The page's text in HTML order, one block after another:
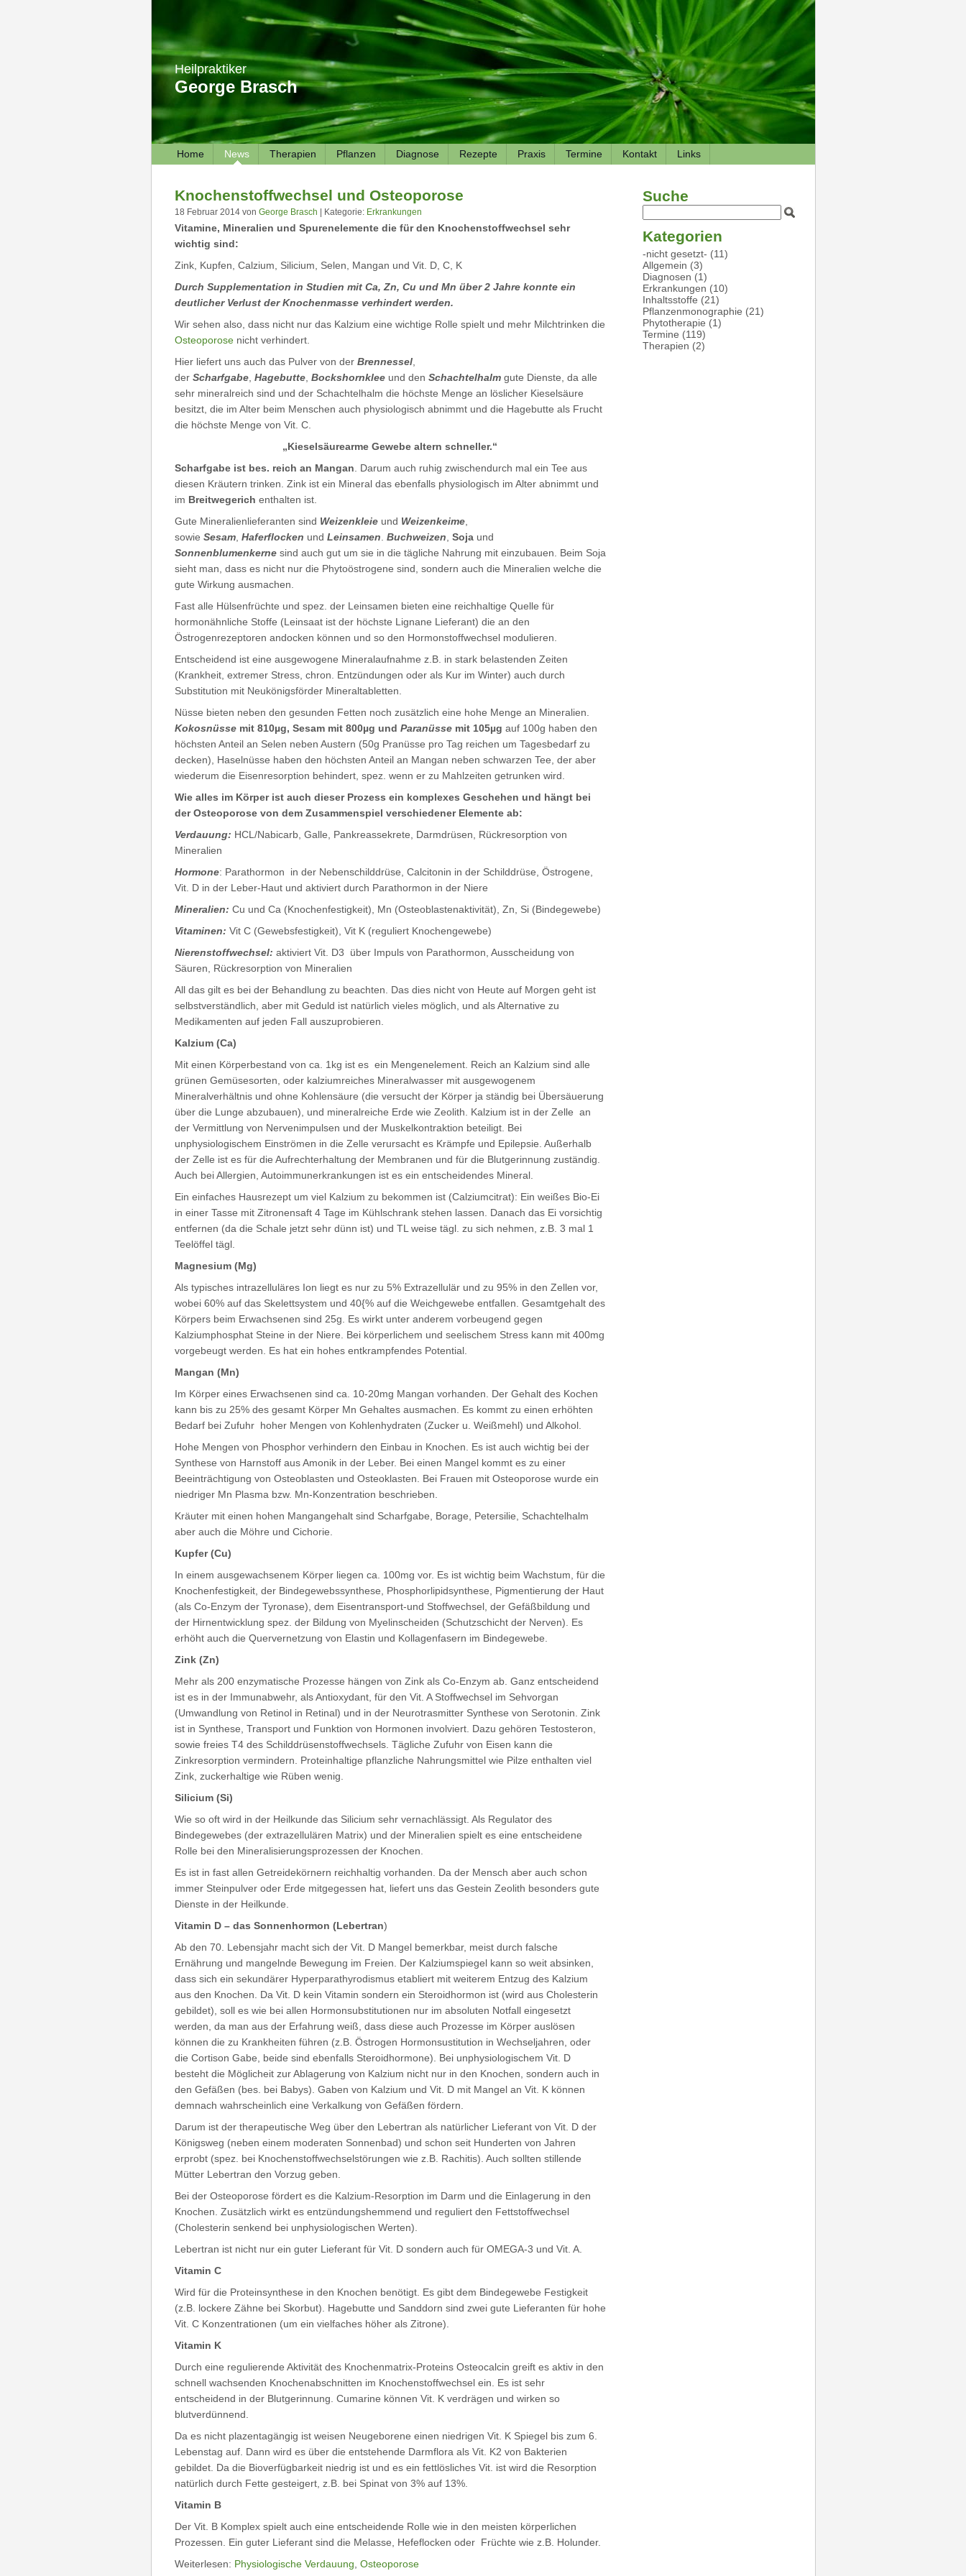
Heilpraktiker
George Brasch
Home News Therapien Pflanzen Diagnose Rezepte Praxis Termine Kontakt Links
Knochenstoffwechsel und Osteoporose
18 Februar 2014 von George Brasch | Kategorie: Erkrankungen
Vitamine, Mineralien und Spurenelemente die für den Knochenstoffwechsel sehr
wichtig sind:
Zink, Kupfen, Calzium, Silicium, Selen, Mangan und Vit. D, C, K
Durch Supplementation in Studien mit Ca, Zn, Cu und Mn über 2 Jahrekonnte ein
deutlicher Verlust der Knochenmasse verhindert werden.
Wir sehen also, dass nicht nur das Kalzium eine wichtige Rolle spielt und mehr Milchtrinken die
Osteoporosenicht verhindert.
Hier liefert uns auch das Pulver von der Brennessel,
der Scharfgabe, Hagebutte, Bockshornkleeund den Schachtelhalmgute Dienste, da alle
sehr mineralreich sind und der Schachtelhalm die höchste Menge an löslicher Kieselsäure
besitzt, die im Alter beim Menschen auch physiologisch abnimmt und die Hagebutte als Frucht
die höchste Menge von Vit. C.
„Kieselsäurearme Gewebe altern schneller.“
Scharfgabe ist bes. reich an Mangan . Darum auch ruhig zwischendurch mal ein Tee aus
diesen Kräutern trinken. Zink ist ein Mineral das ebenfalls physiologisch im Alter abnimmt und
im Breitwegerich enthalten ist.
Gute Mineralienlieferanten sind Weizenkleieund Weizenkeime,
sowie Sesam, Haferflocken und Leinsamen Buchweizen Sojaund
Sonnenblumenkernesind auch gut um sie in die tägliche Nahrung mit einzubauen. Beim Soja
sieht man, dass es nicht nur die Phytoöstrogene sind, sondern auch die Mineralien welche die
gute Wirkung ausmachen.
Fast alle Hülsenfrüchte und spez. der Leinsamen bieten eine reichhaltige Quelle für
hormonähnliche Stoffe (Leinsaat ist der höchste Lignane Lieferant) die an den
Östrogenrezeptoren andocken können und so den Hormonstoffwechsel modulieren.
Entscheidend ist eine ausgewogene Mineralaufnahme z.B. in stark belastenden Zeiten
(Krankheit, extremer Stress, chron. Entzündungen oder als Kur im Winter) auch durch
Substitution mit Neukönigsförder Mineraltabletten.
Nüsse bieten neben den gesunden Fetten noch zusätzlich eine hohe Menge an Mineralien.
Kokosnüssemit 810µg, Sesam mit 800µg und Paranüssemit 105µg auf 100g haben den
höchsten Anteil an Selen neben Austern (50g Pranüsse pro Tag reichen um Tagesbedarf zu
decken), Haselnüsse haben den höchsten Anteil an Mangan neben schwarzen Tee, der aber
wiederum die Eisenresorption behindert, spez. wenn er zu Mahlzeiten getrunken wird.
Wie alles im Körper ist auch dieser Prozess ein komplexes Geschehen und hängt bei
der Osteoporose von dem Zusammenspiel verschiedener Elemente ab:
Verdauung: HCL/Nabicarb, Galle, Pankreassekrete, Darmdrüsen, Rückresorption von
Mineralien
Hormone: Parathormon in der Nebenschilddrüse, Calcitonin in der Schilddrüse, Östrogene,
Vit. D in der Leber-Haut und aktiviert durch Parathormon in der Niere
Mineralien: Cu und Ca (Knochenfestigkeit), Mn (Osteoblastenaktivität), Zn, Si (Bindegewebe)
Vitaminen: Vit C (Gewebsfestigkeit), Vit K (reguliert Knochengewebe)
Nierenstoffwechsel: aktiviert Vit. D3 über Impuls von Parathormon, Ausscheidung von
Säuren, Rückresorption von Mineralien
All das gilt es bei der Behandlung zu beachten. Das dies nicht von Heute auf Morgen geht ist
selbstverständlich, aber mit Geduld ist natürlich vieles möglich, und als Alternative zu
Medikamenten auf jeden Fall auszuprobieren.
Kalzium (Ca)
Mit einen Körperbestand von ca. 1kg ist es ein Mengenelement. Reich an Kalzium sind alle
grünen Gemüsesorten, oder kalziumreiches Mineralwasser mit ausgewogenem
Mineralverhältnis und ohne Kohlensäure (die versucht der Körper ja ständig bei Übersäuerung
über die Lunge abzubauen), und mineralreiche Erde wie Zeolith. Kalzium ist in der Zelle an
der Vermittlung von Nervenimpulsen und der Muskelkontraktion beteiligt. Bei
unphysiologischem Einströmen in die Zelle verursacht es Krämpfe und Epilepsie. Außerhalb
der Zelle ist es für die Aufrechterhaltung der Membranen und für die Blutgerinnung zuständig.
Auch bei Allergien, Autoimmunerkrankungen ist es ein entscheidendes Mineral.
Ein einfaches Hausrezept um viel Kalzium zu bekommen ist (Calziumcitrat): Ein weißes Bio-Ei
in einer Tasse mit Zitronensaft 4 Tage im Kühlschrank stehen lassen. Danach das Ei vorsichtig
entfernen (da die Schale jetzt sehr dünn ist) und TL weise tägl. zu sich nehmen, z.B. 3 mal 1
Teelöffel tägl.
Magnesium (Mg)
Als typisches intrazelluläres Ion liegt es nur zu 5% Extrazellulär und zu 95% in den Zellen vor,
wobei 60% auf das Skelettsystem und 40{% auf die Weichgewebe entfallen. Gesamtgehalt des
Körpers beim Erwachsenen sind 25g. Es wirkt unter anderem vorbeugend gegen
Kalziumphosphat Steine in der Niere. Bei körperlichem und seelischem Stress kann mit 400mg
vorgebeugt werden. Es hat ein hohes entkrampfendes Potential.
Mangan (Mn)
Im Körper eines Erwachsenen sind ca. 10-20mg Mangan vorhanden. Der Gehalt des Kochen
kann bis zu 25% des gesamt Körper Mn Gehaltes ausmachen. Es kommt zu einen erhöhten
Bedarf bei Zufuhr hoher Mengen von Kohlenhydraten (Zucker u. Weißmehl) und Alkohol.
Hohe Mengen von Phosphor verhindern den Einbau in Knochen. Es ist auch wichtig bei der
Synthese von Harnstoff aus Amonik in der Leber. Bei einen Mangel kommt es zu einer
Beeinträchtigung von Osteoblasten und Osteoklasten. Bei Frauen mit Osteoporose wurde ein
niedriger Mn Plasma bzw. Mn-Konzentration beschrieben.
Kräuter mit einen hohen Mangangehalt sind Scharfgabe, Borage, Petersilie, Schachtelhalm
aber auch die Möhre und Cichorie.
Kupfer (Cu)
In einem ausgewachsenem Körper liegen ca. 100mg vor. Es ist wichtig beim Wachstum, für die
Knochenfestigkeit, der Bindegewebssynthese, Phosphorlipidsynthese, Pigmentierung der Haut
(als Co-Enzym der Tyronase), dem Eisentransport-und Stoffwechsel, der Gefäßbildung und
der Hirnentwicklung spez. der Bildung von Myelinscheiden (Schutzschicht der Nerven). Es
erhöht auch die Quervernetzung von Elastin und Kollagenfasern im Bindegewebe.
Zink (Zn)
Mehr als 200 enzymatische Prozesse hängen von Zink als Co-Enzym ab. Ganz entscheidend
ist es in der Immunabwehr, als Antioxydant, für den Vit. A Stoffwechsel im Sehvorgan
(Umwandlung von Retinol in Retinal) und in der Neurotrasmitter Synthese von Serotonin. Zink
ist in Synthese, Transport und Funktion von Hormonen involviert. Dazu gehören Testosteron,
sowie freies T4 des Schilddrüsenstoffwechsels. Tägliche Zufuhr von Eisen kann die
Zinkresorption vermindern. Proteinhaltige pflanzliche Nahrungsmittel wie Pilze enthalten viel
Zink, zuckerhaltige wie Rüben wenig.
Silicium (Si)
Wie so oft wird in der Heilkunde das Silicium sehr vernachlässigt. Als Regulator des
Bindegewebes (der extrazellulären Matrix) und der Mineralien spielt es eine entscheidene
Rolle bei den Mineralisierungsprozessen der Knochen.
Es ist in fast allen Getreidekörnern reichhaltig vorhanden. Da der Mensch aber auch schon
immer Steinpulver oder Erde mitgegessen hat, liefert uns das Gestein Zeolith besonders gute
Dienste in der Heilkunde.
Vitamin D – das Sonnenhormon (Lebertran)
Ab den 70. Lebensjahr macht sich der Vit. D Mangel bemerkbar, meist durch falsche
Ernährung und mangelnde Bewegung im Freien. Der Kalziumspiegel kann so weit absinken,
dass sich ein sekundärer Hyperparathyrodismus etabliert mit weiterem Entzug des Kalzium
aus den Knochen. Da Vit. D kein Vitamin sondern ein Steroidhormon ist (wird aus Cholesterin
gebildet), soll es wie bei allen Hormonsubstitutionen nur im absoluten Notfall eingesetzt
werden, da man aus der Erfahrung weiß, dass diese auch Prozesse im Körper auslösen
können die zu Krankheiten führen (z.B. Östrogen Hormonsustitution in Wechseljahren, oder
die Cortison Gabe, beide sind ebenfalls Steroidhormone). Bei unphysiologischem Vit. D
besteht die Möglicheit zur Ablagerung von Kalzium nicht nur in den Knochen, sondern auch in
den Gefäßen (bes. bei Babys). Gaben von Kalzium und Vit. D mit Mangel an Vit. K können
demnach wahrscheinlich eine Verkalkung von Gefäßen fördern.
Darum ist der therapeutische Weg über den Lebertran als natürlicher Lieferant von Vit. D der
Königsweg (neben einem moderaten Sonnenbad) und schon seit Hunderten von Jahren
erprobt (spez. bei Knochenstoffwechselstörungen wie z.B. Rachitis). Auch sollten stillende
Mütter Lebertran den Vorzug geben.
Bei der Osteoporose fördert es die Kalzium-Resorption im Darm und die Einlagerung in den
Knochen. Zusätzlich wirkt es entzündungshemmend und reguliert den Fettstoffwechsel
(Cholesterin senkend bei unphysiologischen Werten).
Lebertran ist nicht nur ein guter Lieferant für Vit. D sondern auch für OMEGA-3 und Vit. A.
Vitamin C
Wird für die Proteinsynthese in den Knochen benötigt. Es gibt dem Bindegewebe Festigkeit
(z.B. lockere Zähne bei Skorbut). Hagebutte und Sanddorn sind zwei gute Lieferanten für hohe
Vit. C Konzentrationen (um ein vielfaches höher als Zitrone).
Vitamin K
Durch eine regulierende Aktivität des Knochenmatrix-Proteins Osteocalcin greift es aktiv in den
schnell wachsenden Knochenabschnitten im Knochenstoffwechsel ein. Es ist sehr
entscheidend in der Blutgerinnung. Cumarine können Vit. K verdrägen und wirken so
blutverdünnend.
Da es nicht plazentagängig ist weisen Neugeborene einen niedrigen Vit. K Spiegel bis zum 6.
Lebenstag auf. Dann wird es über die entstehende Darmflora als Vit. K2 von Bakterien
gebildet. Da die Bioverfügbarkeit niedrig ist und es ein fettlösliches Vit. ist wird die Resorption
natürlich durch Fette gesteigert, z.B. bei Spinat von 3% auf 13%.
Vitamin B
Der Vit. B Komplex spielt auch eine entscheidende Rolle wie in den meisten körperlichen
Prozessen. Ein guter Lieferant sind die Melasse, Hefeflocken oder Früchte wie z.B. Holunder.
Weiterlesen: Physiologische Verdauung Osteoporose
Suche
Kategorien
-nicht gesetzt- (11)
Allgemein (3)
Diagnosen (1)
Erkrankungen (10)
Inhaltsstoffe (21)
Pflanzenmonographie (21)
Phytotherapie (1)
Termine (119)
Therapien (2)